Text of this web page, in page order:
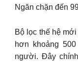
Ngăn chặn đến
Bộ lọc thế hệ
hơn khoảng
người. Đây